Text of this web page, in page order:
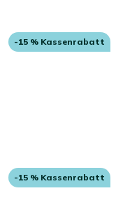
-15 % Kassenrabatt
-15 % Kassenrabatt